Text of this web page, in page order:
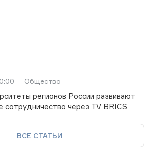
Общество
регионов России развивают
через TV BRICS
ВСЕ СТАТЬИ